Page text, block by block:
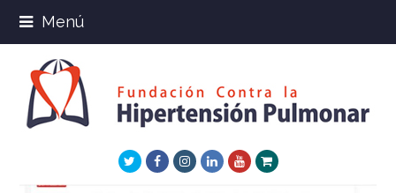
Menú
TwitterFacebookInstagram
LinkedInYoutube
Xing